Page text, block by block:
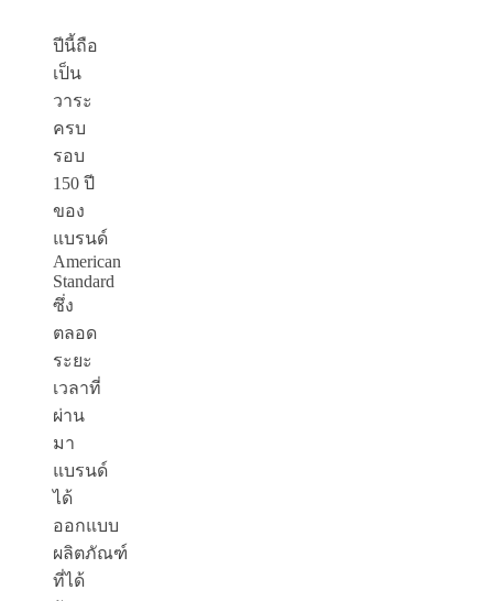
ปีนี้ถือ
เป็น
วาระ
ครบ
รอบ
150 ปี
ของ
แบรนด์
American
Standard
ซึ่ง
ตลอด
ระยะ
เวลาที่
ผ่าน
มา
แบรนด์
ได้
ออกแบบ
ผลิตภัณฑ์
ที่ได้